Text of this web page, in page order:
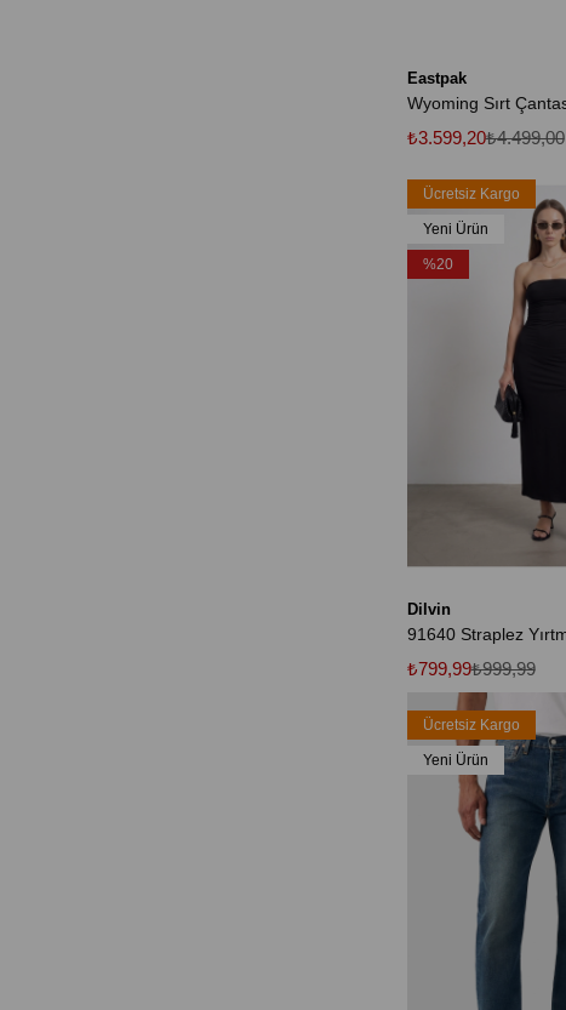
Eastpak
₺3.599,20₺4.499,00
Dilvin
₺799,99₺999,99
Ücretsiz Kargo
Yeni Ürün
%20
Ücretsiz Kargo
Yeni Ürün